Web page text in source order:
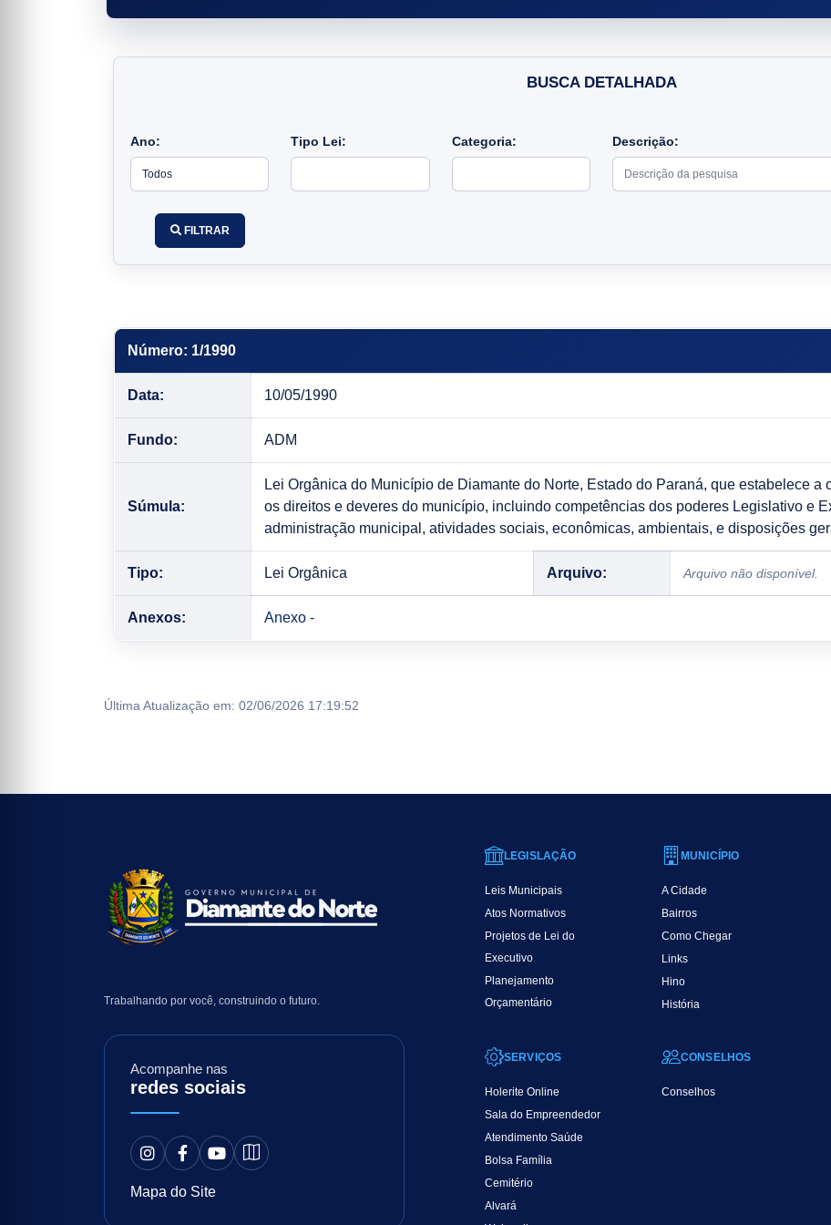
BUSCA DETALHADA
Ano: Tipo Lei: Categoria: Descrição:
FILTRAR
Número: 1/1990
Data: 10/05/1990
Fundo: ADM
Súmula:
Lei Orgânica do Município de Diamante do Norte, Estado do Paraná, que estabelece
os direitos e deveres do município, incluindo competências dos poderes Legislativo e
administração municipal, atividades sociais, econômicas, ambientais, e disposições
Tipo: Lei Orgânica Arquivo: Arquivo não disponível.
Anexos: Anexo -
Última Atualização em: 02/06/2026 17:19:52
Trabalhando por você, construindo o futuro.
Acompanhe nas
redes sociais
Mapa do Site
LEGISLAÇÃO
Leis Municipais
Atos Normativos
Projetos de Lei do
Executivo
Planejamento
Orçamentário
MUNICÍPIO
A Cidade
Bairros
Como Chegar
Links
Hino
História
SERVIÇOS
Holerite Online
Sala do Empreendedor
Atendimento Saúde
Bolsa Família
Cemitério
Alvará
CONSELHOS
Conselhos